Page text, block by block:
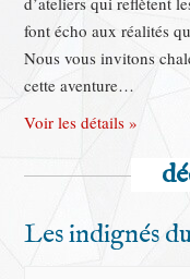
font écho aux réalités
Nous vous invitons
cette aventure…
Voir les détails »
Les indignés